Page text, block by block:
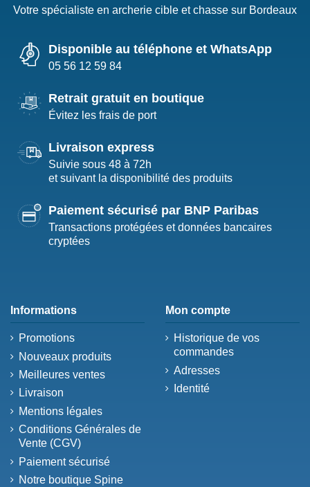
Votre spécialiste en archerie cible et chasse sur Bordeaux
Disponible au téléphone et WhatsApp
05 56 12 59 84
Retrait gratuit en boutique
Évitez les frais de port
Livraison express
Suivie sous 48 à 72h
et suivant la disponibilité des produits
Paiement sécurisé par BNP Paribas
Transactions protégées et données bancaires
cryptées
Informations
Promotions
Nouveaux produits
Meilleures ventes
Livraison
Mentions légales
Conditions Générales de
Vente (CGV)
Paiement sécurisé
Notre boutique Spine
Mon compte
Historique de vos
commandes
Adresses
Identité